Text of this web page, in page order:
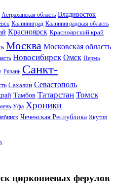
Астраханская область Владивосток
Калининград Калининградская область
Красноярск Красноярский край
Москва Московская область
Новосибирск Омск Пермь
Рязань Санкт-
Сахалин Севастополь
Тамбов Татарстан Томск
Уфа Хроники
Чеченская Республика Якутия
циркониевых ферулов